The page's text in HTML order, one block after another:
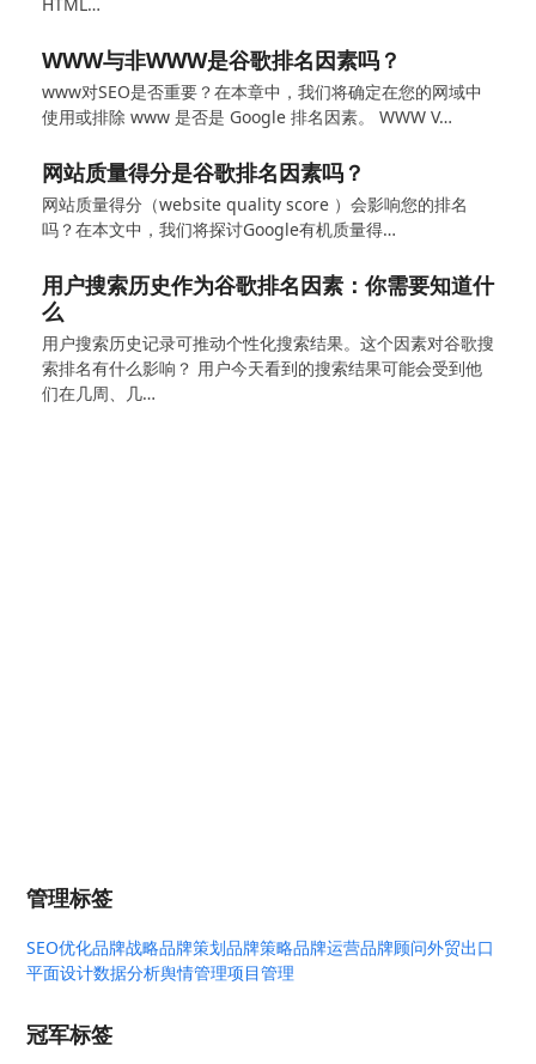
WWW与非WWW是谷歌排名因素吗？
www对SEO是否重要？在本章中，我们将确定在您的网域中
使用或排除 www 是否是 Google 排名因素。 WWW V…
网站质量得分是谷歌排名因素吗？
网站质量得分（website quality score ）会影响您的排名
吗？在本文中，我们将探讨Google有机质量得…
用户搜索历史作为谷歌排名因素：你需要知道什
么
用户搜索历史记录可推动个性化搜索结果。这个因素对谷歌搜
索排名有什么影响？ 用户今天看到的搜索结果可能会受到他
们在几周、几…
管理标签
SEO优化品牌战略品牌策划品牌策略品牌运营品牌顾问外贸出口
平面设计数据分析舆情管理项目管理
冠军标签